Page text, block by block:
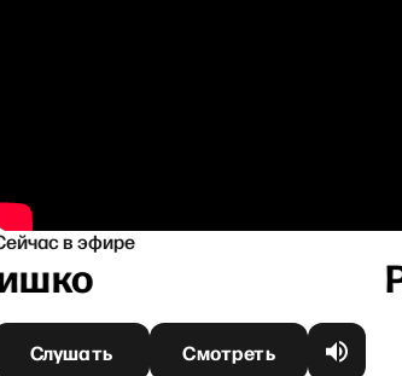
в эфире
Слушать
Смотреть